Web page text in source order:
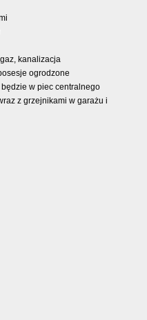
kanalizacja
ogrodzone
w piec centralnego
z grzejnikami w garażu i